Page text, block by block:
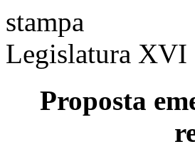
stampa
Legislatura XVI
Proposta